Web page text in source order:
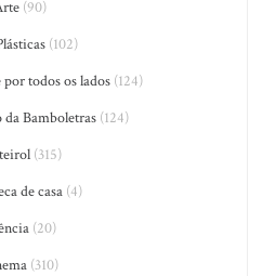
(90)
(102)
todos os lados(124)
Bamboletras(124)
(315)
de casa(4)
(20)
(310)